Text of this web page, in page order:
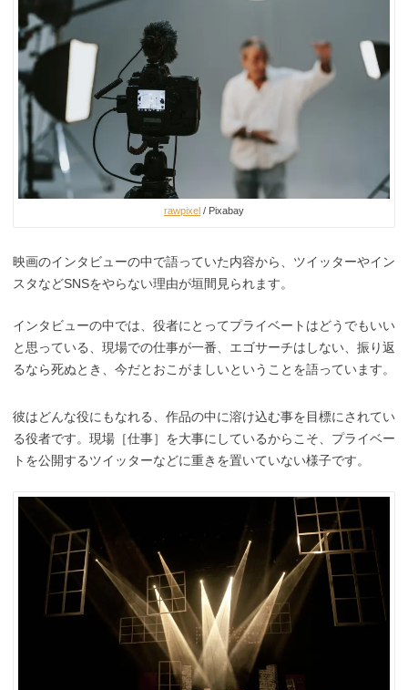
rawpixel / Pixabay
映画のインタビューの中で語っていた内容から、ツイッターやイン
スタなどSNSをやらない理由が垣間見られます。
インタビューの中では、役者にとってプライベートはどうでもいい
と思っている、現場での仕事が一番、エゴサーチはしない、振り返
るなら死ぬとき、今だとおこがましいということを語っています。
彼はどんな役にもなれる、作品の中に溶け込む事を目標にされてい
る役者です。現場［仕事］を大事にしているからこそ、プライベー
トを公開するツイッターなどに重きを置いていない様子です。